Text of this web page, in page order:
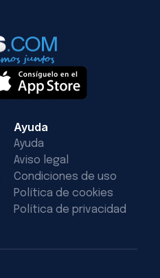
Ayuda
Ayuda
Aviso legal
Condiciones de uso
Política de cookies
Política de privacidad